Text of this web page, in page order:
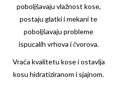
poboljšavaju vlažnost kose,
postaju glatki i mekani te
poboljšavaju probleme
ispucalih vrhova i čvorova.
Vraća kvalitetu kose i ostavlja
kosu hidratiziranom i sjajnom.